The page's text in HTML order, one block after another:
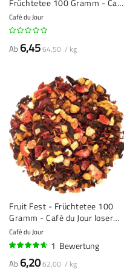
Früchtetee 100 Gramm - Café
du Jour loser Tee
Café du Jour
Ab 6,4564,50 / kg
Fruit Fest - Früchtetee 100
Gramm - Café du Jour loser
Tee
Café du Jour
90%
1 Bewertung
Ab 6,2062,00 / kg